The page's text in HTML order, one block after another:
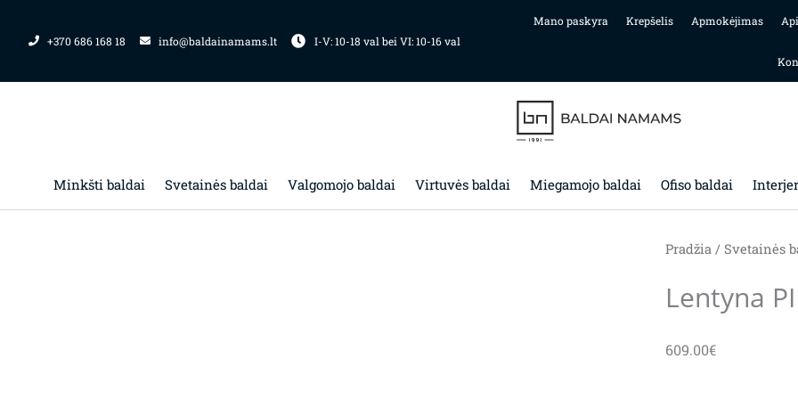
+370 686 168 18 info@baldainamams.lt I-V: 10-18 val bei VI: 10-16 val
Mano paskyra Krepšelis Apmokėjimas
Minkšti baldai Svetainės baldai Valgomojo baldai Virtuvės baldai Miegamojo baldai Ofiso baldai
Pradžia/ Svetainės
Lentyna PI
609.00€